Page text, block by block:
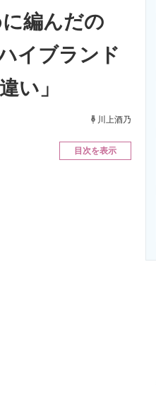
製造業のIT導
エネルギーの
編んだの
イブランド
い」
川上酒乃
目次を表示